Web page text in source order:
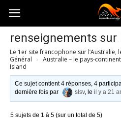
Australia-
australie.com
renseignements sur
Le 1er site francophone sur l’Australie,
Général › Australie – le pays-continent
Island
Ce sujet contient 4 réponses, 4
dernière fois par
slsv, leil y a 21
5 sujets de 1 à 5 (sur un total de 5)